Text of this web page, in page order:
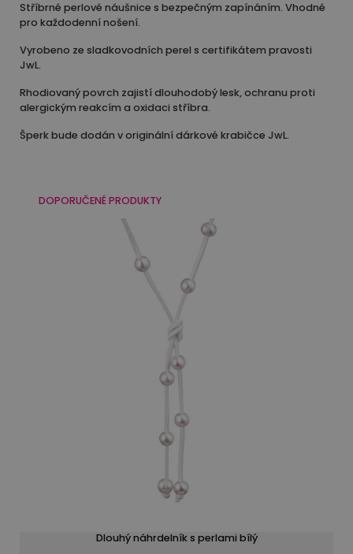
Stříbrné perlové náušnice s bezpečným zapínáním. Vhodné
pro každodenní nošení.
Vyrobeno ze sladkovodních perel s certifikátem pravosti
JwL.
Rhodiovaný povrch zajistí dlouhodobý lesk, ochranu proti
alergickým reakcím a oxidaci stříbra.
Šperk bude dodán v originální dárkové krabičce JwL.
DOPORUČENÉ PRODUKTY
Dlouhý náhrdelník s perlami bílý